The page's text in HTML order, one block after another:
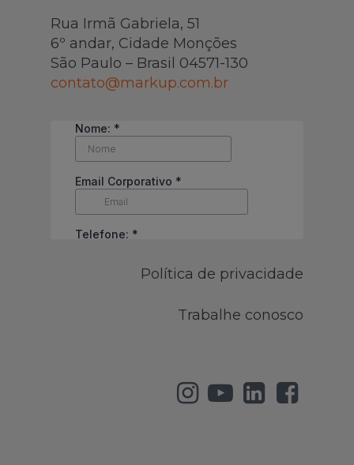
Rua Irmã Gabriela, 51
6º andar, Cidade Monções
São Paulo – Brasil 04571-130
contato@markup.com.br
Política de privacidade
Trabalhe conosco